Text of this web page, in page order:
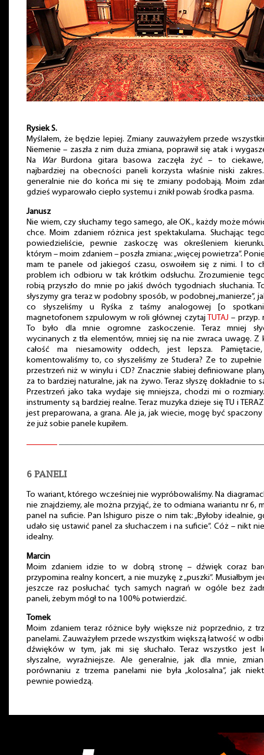
Rysiek S.
Myślałem, że będzie lepiej. Zmiany zauważyłem przede
Niemenie – zaszła z nim duża zmiana, poprawił się atak i
Na
WarBurdona gitara basowa zaczęła żyć – to
najbardziej na obecności paneli korzysta właśnie niski
generalnie nie do końca mi się te zmiany podobają. Moim
gdzieś wyparowało ciepło systemu i znikł powab środka pasma.
Janusz
Nie wiem, czy słuchamy tego samego, ale OK., każdy może
chce. Moim zdaniem różnica jest spektakularna. Słuchając
powiedzieliście, pewnie zaskoczę was określeniem
którym – moim zdaniem – poszła zmiana: „więcej powietrza”.
mam te panele od jakiegoś czasu, oswoiłem się z nimi. I to
problem ich odbioru w tak krótkim odsłuchu. Zrozumienie
robią przyszło do mnie po jakiś dwóch tygodniach słuchania.
słyszymy gra teraz w podobny sposób, w podobnej „manierze”,
co słyszeliśmy u Ryśka z taśmy analogowej [o
magnetofonem szpulowym w roli głównej czytaj
TUTAJ – przyp.
To było dla mnie ogromne zaskoczenie. Teraz mniej
wycinanych z tła elementów, mniej się na nie zwraca uwagę. Z
całość ma niesamowity oddech, jest lepsza.
komentowaliśmy to, co słyszeliśmy ze Studera? Że to zupełnie
przestrzeń niż w winylu i CD? Znacznie słabiej definiowane
za to bardziej naturalne, jak na żywo. Teraz słyszę dokładnie to
Przestrzeń jako taka wydaje się mniejsza, chodzi mi o
instrumenty są bardziej realne. Teraz muzyka dzieje się TU i
jest preparowana, a grana. Ale ja, jak wiecie, mogę być spaczony
że już sobie panele kupiłem.
6 PANELI
To wariant, którego wcześniej nie wypróbowaliśmy. Na
nie znajdziemy, ale można przyjąć, że to odmiana wariantu nr 6,
panel na suficie. Pan Ishiguro pisze o nim tak: „Byłoby idealnie,
udało się ustawić panel za słuchaczem i na suficie”. Cóż – nikt
idealny.
Marcin
Moim zdaniem idzie to w dobrą stronę – dźwięk coraz
przypomina realny koncert, a nie muzykę z „puszki”. Musiałbym
jeszcze raz posłuchać tych samych nagrań w ogóle bez
paneli, żebym mógł to na 100% potwierdzić.
Tomek
Moim zdaniem teraz różnice były większe niż poprzednio, z
panelami. Zauważyłem przede wszystkim większą łatwość w
dźwięków w tym, jak mi się słuchało. Teraz wszystko jest
słyszalne, wyraźniejsze. Ale generalnie, jak dla mnie,
porównaniu z trzema panelami nie była „kolosalna”, jak
pewnie powiedzą.